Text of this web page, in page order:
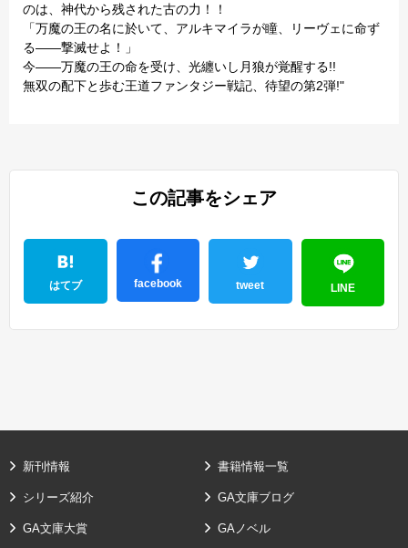
のは、神代から残された古の力！！
「万魔の王の名に於いて、アルキマイラが瞳、リーヴェに命ず
る――撃滅せよ！」
今――万魔の王の命を受け、光纏いし月狼が覚醒する!!
無双の配下と歩む王道ファンタジー戦記、待望の第2弾!"
この記事をシェア
はてブ facebook tweet LINE
新刊情報 書籍情報一覧
シリーズ紹介 GA文庫ブログ
GA文庫大賞 GAノベル